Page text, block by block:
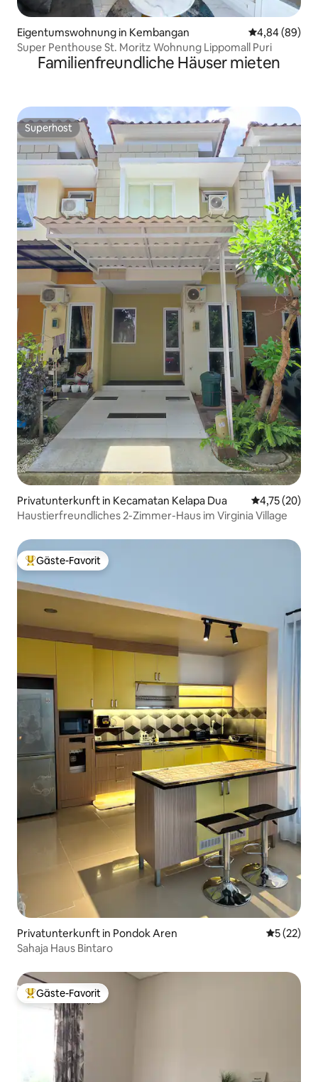
Eigentumswohnung in Kembangan
4,84 (89)
Super Penthouse St. Moritz Wohnung Lippomall Puri
Familienfreundliche Häuser mieten
Superhost
Superhost
Privatunterkunft in Kecamatan Kelapa Dua
4,75 (20)
Haustierfreundliches 2-Zimmer-Haus im Virginia Village
Beliebter Gäste-Favorit.
Gäste-Favorit
Privatunterkunft in Pondok Aren
5 (22)
Sahaja Haus Bintaro
Beliebter Gäste-Favorit.
Gäste-Favorit